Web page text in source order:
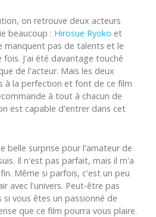
on retrouve deux acteurs
beaucoup : Hirosue Ryoko et
manquent pas de talents et le
fois. J'ai été davantage touché
de l'acteur. Mais les deux
à la perfection et font de ce film
à tout à chacun de
est capable d'entrer dans cet
belle surprise pour l'amateur de
Il n'est pas parfait, mais il m'a
Même si parfois, c'est un peu
avec l'univers. Peut-être pas
vous êtes un passionné de
que ce film pourra vous plaire.